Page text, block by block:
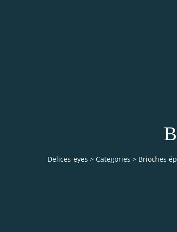
Delices-eyes > Categories > Brioches